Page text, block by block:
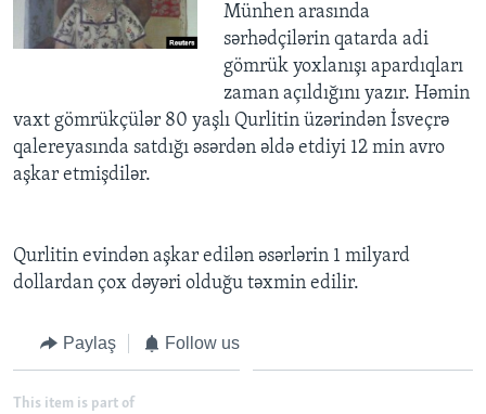
Münhen arasında
sərhədçilərin qatarda adi
gömrük yoxlanışı apardıqları
zaman açıldığını yazır. Həmin
vaxt gömrükçülər 80 yaşlı Qurlitin üzərindən İsveçrə
qalereyasında satdığı əsərdən əldə etdiyi 12 min avro
aşkar etmişdilər.
Qurlitin evindən aşkar edilən əsərlərin 1 milyard
dollardan çox dəyəri olduğu təxmin edilir.
Paylaş Follow us
This item is part of